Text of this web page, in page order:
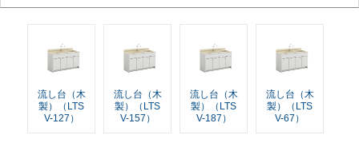
流し台（木
製）（LTS
V-127）
流し台（木
製）（LTS
V-157）
流し台（木
製）（LTS
V-187）
流し台（木
製）（LTS
V-67）